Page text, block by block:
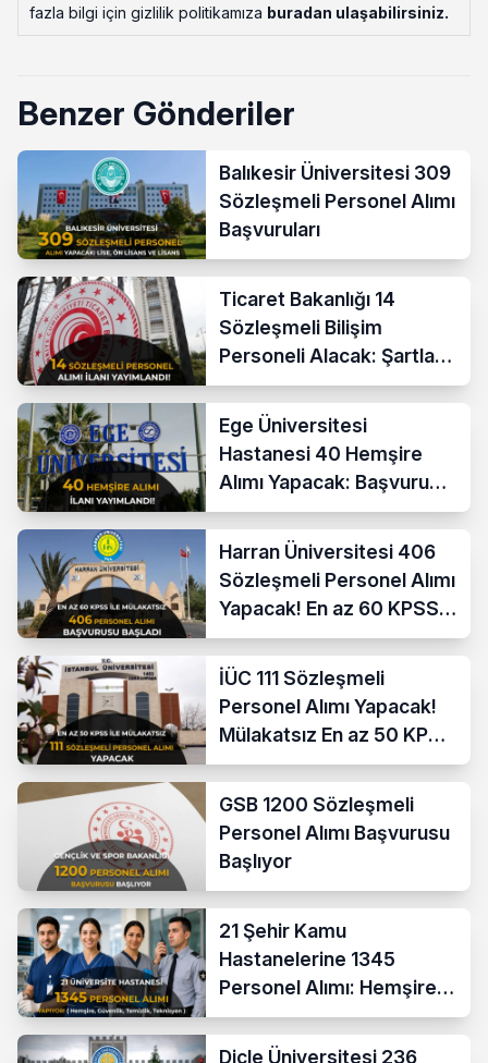
fazla bilgi için gizlilik politikamıza buradan ulaşabilirsiniz.
Benzer Gönderiler
Balıkesir Üniversitesi 309
Sözleşmeli Personel Alımı
Başvuruları
Ticaret Bakanlığı 14
Sözleşmeli Bilişim
Personeli Alacak: Şartlar
ve Ücretler
Ege Üniversitesi
Hastanesi 40 Hemşire
Alımı Yapacak: Başvuru
Şartları ve KPSS Puanı
Harran Üniversitesi 406
Sözleşmeli Personel Alımı
Yapacak! En az 60 KPSS
ve Lise
İÜC 111 Sözleşmeli
Personel Alımı Yapacak!
Mülakatsız En az 50 KPSS
ve Lise Mezunu
GSB 1200 Sözleşmeli
Personel Alımı Başvurusu
Başlıyor
21 Şehir Kamu
Hastanelerine 1345
Personel Alımı: Hemşire,
Güvenlik, Temizlik,
Teknisyen
Dicle Üniversitesi 236